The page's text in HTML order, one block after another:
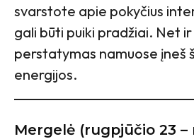
svarstote apie pokyčius
gali būti puiki pradžiai. Net
perstatymas namuose įneš
energijos.
Mergelė (rugpjūčio 23 –